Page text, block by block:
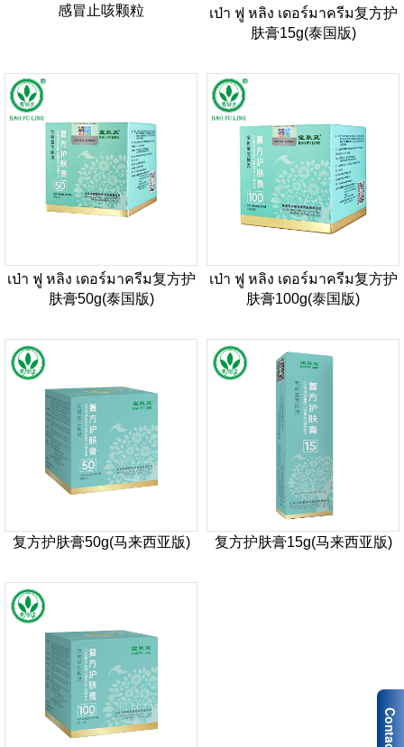
感冒止咳颗粒
เป่า ฟู หลิง เดอร์มาครีม复方护
肤膏15g(泰国版)
เป่า ฟู หลิง เดอร์มาครีม复方护
肤膏50g(泰国版)
เป่า ฟู หลิง เดอร์มาครีม复方护
肤膏100g(泰国版)
复方护肤膏50g(马来西亚版) 复方护肤膏15g(马来西亚版)